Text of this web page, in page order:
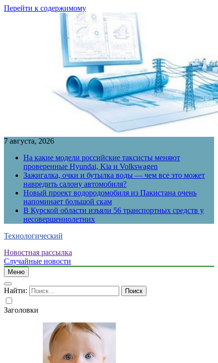
Перейти к содержимому
7 августа, 2026
На какие модели российские таксисты меняют
проверенные Hyundai, Kia и Volkswagen
Зажигалка, очки и бутылка воды — чем все это может
навредить салону автомобиля?
Новый проект водородомобиля из Пакистана очень
напоминает большой скам
В Курской области изъяли 56 транспортных средств у
несовершеннолетних
Технологический
Новостная рассылка
Случайные новости
Меню
Найти:
Заголовки